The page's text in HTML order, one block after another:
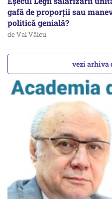
gafă de proporții sau
politică genială?
de Val Vâlcu
vezi arhiva